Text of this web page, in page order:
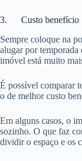
3. Custo benefício
Sempre coloque na
alugar por temporada
imóvel está muito
É possível comparar
o de melhor custo
Em alguns casos, o
sozinho. O que faz
dividir o espaço e os